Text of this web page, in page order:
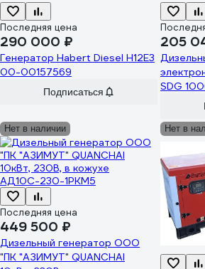
Последняя цена
290 000 ₽
Генератор Habert Diesel H12E3
00-00157569
Подписаться
205
SDG
Нет в наличии
Последняя цена
449 500 ₽
Дизельный генератор ООО
"ПК "АЗИМУТ" QUANCHAI
Нет в